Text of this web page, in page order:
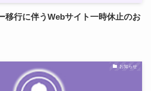
移行に伴うWebサイト一時休止のお
お知らせ